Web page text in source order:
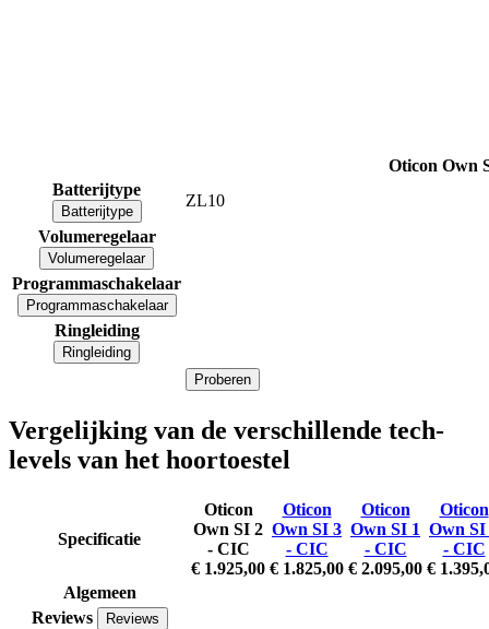
Oticon Own
Batterijtype
Batterijtype
ZL10
Volumeregelaar
Volumeregelaar
Programmaschakelaar
Programmaschakelaar
Ringleiding
Ringleiding
Proberen
Vergelijking van de verschillende tech-
levels van het hoortoestel
Specificatie
Oticon
Own SI 2
- CIC
€ 1.925,00
Oticon
Own SI 3
- CIC
€ 1.825,00
Oticon
Own SI 1
- CIC
€ 2.095,00
Oticon
Own SI
- CIC
€
Algemeen
Reviews
Reviews